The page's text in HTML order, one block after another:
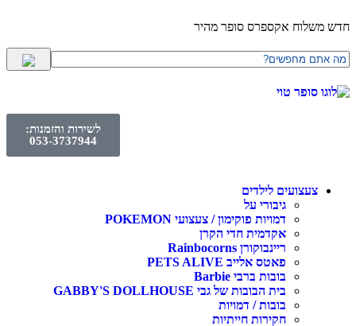
חדש משלוח אקספרס סופר מהיר
לשירות והזמנות:
053-3737944
צעצועים לילדים
גיבורי על
דמויות פוקימון / צעצועי POKEMON
אקדמית חדי הקרן
ריינבוקורן Rainbocorns
פאטס אלייב PETS ALIVE
בובות ברבי Barbie
בית הבובות של גבי GABBY'S DOLLHOUSE
בובות / דמויות
חקירות חייתיות